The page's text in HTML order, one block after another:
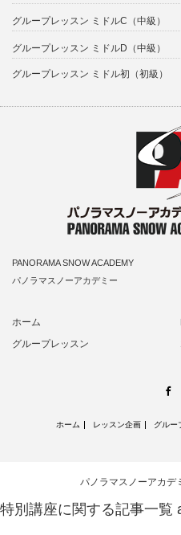
グループレッスン ミドルC（中級）
グループレッスン ミドルD（中級）
グループレッスン ミドル初（初級）
PANORAMA SNOW ACADEMY
パノラマスノーアカデミー
ホーム
グループレッスン
ホーム レッスン企画 グルー
パノラマスノーアカデ
特別講座に関する記事一覧